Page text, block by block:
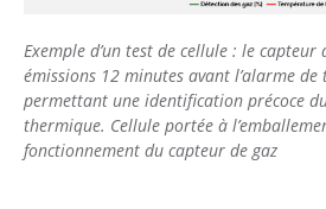
Exemple d’un test de cellule : le capteur
émissions 12 minutes avant l’alarme de
permettant une identification précoce
thermique. Cellule portée à
fonctionnement du capteur de gaz